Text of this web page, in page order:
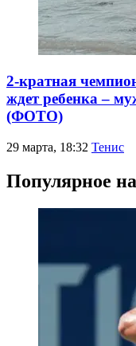
2-кратная
ждет ребенка –
(ФОТО)
29 марта, 18:32 Тенис
Популярное